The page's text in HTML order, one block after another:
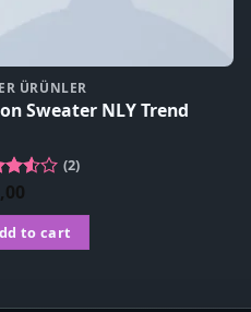
ÜRÜNLER
Sweater NLY Trend
(2)
to cart